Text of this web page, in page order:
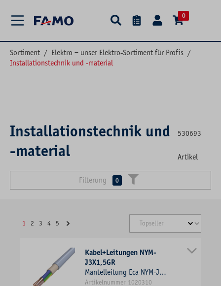
0
Sortiment / Elektro – unser Elektro-Sortiment für Profis /
Installationstechnik und -material
Installationstechnik und
-material
530693
Artikel
Filterung 0
1 2 3 4 5
Kabel+Leitungen NYM-
J3X1,5GR
Mantelleitung Eca NYM-J
3x1,5qmm R100 gr 300/500V
Artikelnummer 1020310